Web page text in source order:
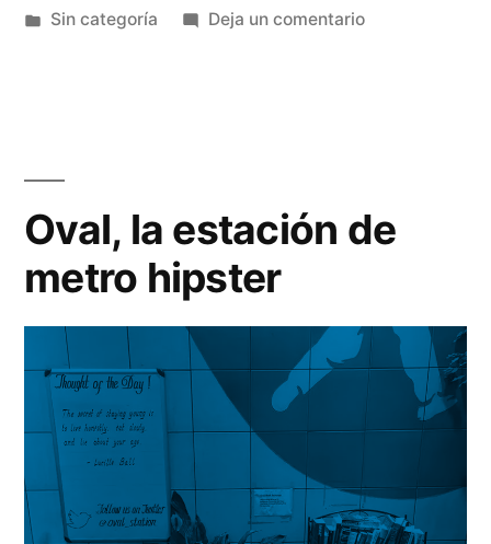
por
Publicado
Sin categoría Deja un comentarioen
como
Oval, la estación de
metro hipster